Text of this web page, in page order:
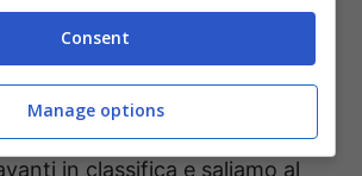
In questo caso la media è di
anche i costi di manutenzione:
2.143 dollari l’anno.
in classifica e saliamo al
Consent
Manage options